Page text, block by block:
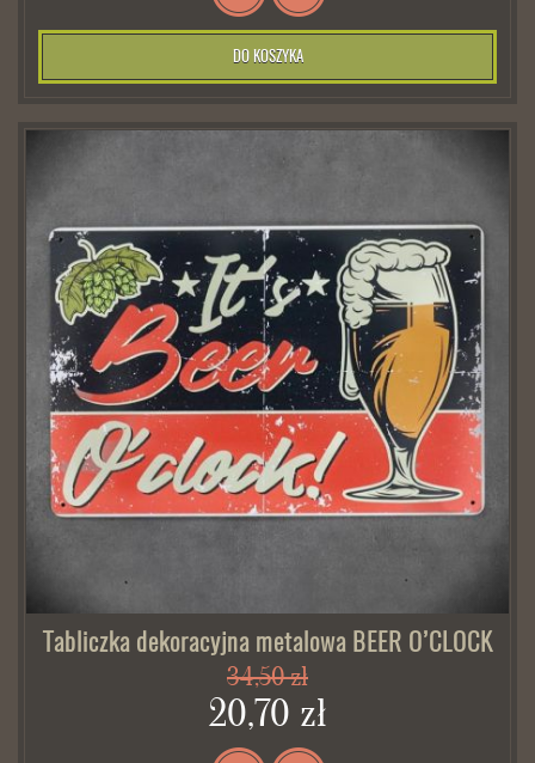
DO KOSZYKA
Tabliczka dekoracyjna metalowa BEER O’CLOCK
34,50 zł
20,70 zł